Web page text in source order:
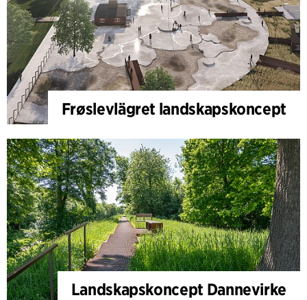
Frøslevlägret landskapskoncept
Landskapskoncept Dannevirke